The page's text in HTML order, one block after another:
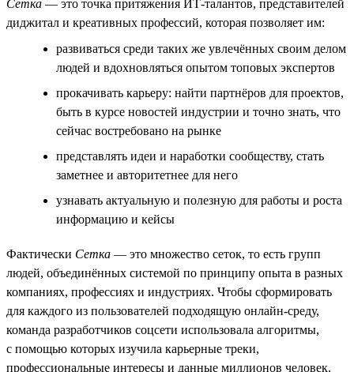
Сетка — это точка притяжения ИТ-талантов, представителей
диджитал и креативных профессий, которая позволяет им:
развиваться среди таких же увлечённых своим делом
людей и вдохновляться опытом топовых экспертов
прокачивать карьеру: найти партнёров для проектов,
быть в курсе новостей индустрии и точно знать, что
сейчас востребовано на рынке
представлять идеи и наработки сообществу, стать
заметнее и авторитетнее для него
узнавать актуальную и полезную для работы и роста
информацию и кейсы
Фактически Сетка — это множество сеток, то есть групп
людей, объединённых системой по принципу опыта в разных
компаниях, профессиях и индустриях. Чтобы сформировать
для каждого из пользователей подходящую онлайн-среду,
команда разработчиков соцсети использовала алгоритмы,
с помощью которых изучила карьерные треки,
профессиональные интересы и данные миллионов человек.